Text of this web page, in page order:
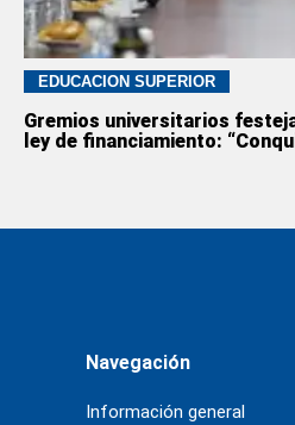
EDUCACION SUPERIOR
Gremios universitarios
ley de financiamiento:
Navegación
Información general